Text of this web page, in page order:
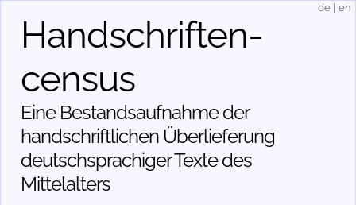
Handschriften­
census
Eine Bestandsaufnahme der
handschriftlichen Über­lieferung
deutschsprachiger Texte des
Mittelalters
de en